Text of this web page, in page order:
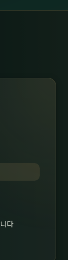
경북
1인
다